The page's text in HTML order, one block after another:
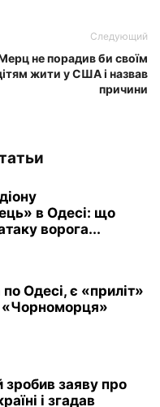
Следующий
не порадив би своїм
жити у США і назвав
причини
в Одесі: що
ворога...
Одесі, є «приліт»
«Чорноморця»
заяву про
і згадав